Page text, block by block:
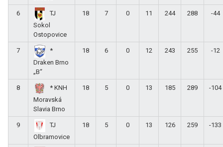
6
TJ
Sokol
Ostopovice
18 7 0 11 244 288 -44
7
*
Draken Brno
„B“
18 6 0 12 243 255 -12
8
* KNH
Moravská
Slavia Brno
18 5 0 13 185 289 -104
9
TJ
Olbramovice
18 5 0 13 126 259 -133